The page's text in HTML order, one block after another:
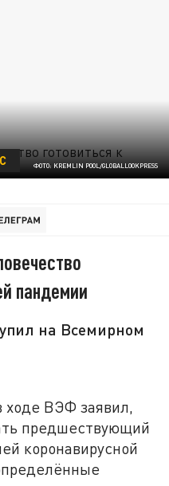
ФОТО: KREMLIN POOL/GLOBALLOOKPRESS
пандемии
на Всемирном
ходе ВЭФ заявил,
предшествующий
коронавирусной